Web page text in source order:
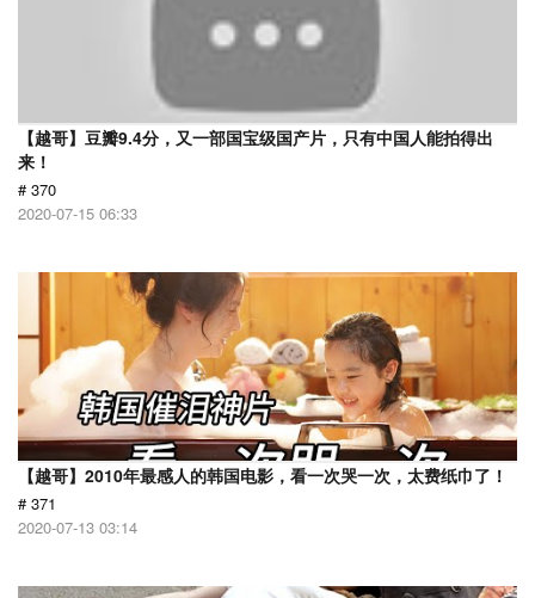
【越哥】豆瓣9.4分，又一部国宝级国产片，只有中国人能拍得出
来！
# 370
2020-07-15 06:33
【越哥】2010年最感人的韩国电影，看一次哭一次，太费纸巾了！
# 371
2020-07-13 03:14